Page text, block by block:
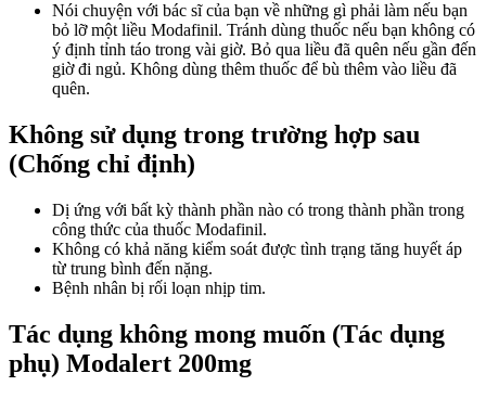
Nói chuyện với bác sĩ của bạn về những gì phải làm nếu bạn
bỏ lỡ một liều Modafinil. Tránh dùng thuốc nếu bạn không có
ý định tỉnh táo trong vài giờ. Bỏ qua liều đã quên nếu gần đến
giờ đi ngủ. Không dùng thêm thuốc để bù thêm vào liều đã
quên.
Không sử dụng trong trường hợp sau
(Chống chỉ định)
Dị ứng với bất kỳ thành phần nào có trong thành phần trong
công thức của thuốc Modafinil.
Không có khả năng kiểm soát được tình trạng tăng huyết áp
từ trung bình đến nặng.
Bệnh nhân bị rối loạn nhịp tim.
Tác dụng không mong muốn (Tác dụng
phụ) Modalert 200mg